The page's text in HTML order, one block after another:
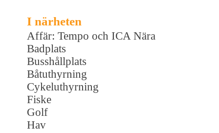
I närheten
Affär: Tempo och ICA Nära
Badplats
Busshållplats
Båtuthyrning
Cykeluthyrning
Fiske
Golf
Hav